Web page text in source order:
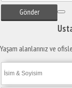
Gönder
Yaşam alanlarınız ve